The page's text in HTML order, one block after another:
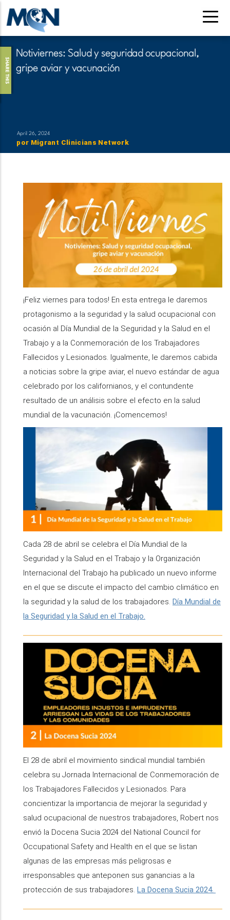
Pasar
contenido
principalNotiviernes: Salud y seguridad ocupacional,
gripe aviar y vacunación
por Migrant Clinicians Network
April 26, 2024
SHARE THIS
¡Feliz viernes para todos! En esta entrega le daremos
protagonismo a la seguridad y la salud ocupacional con
ocasión al Día Mundial de la Seguridad y la Salud en el
Trabajo y a la Conmemoración de los Trabajadores
Fallecidos y Lesionados. Igualmente, le daremos cabida
a noticias sobre la gripe aviar, el nuevo estándar de agua
celebrado por los californianos, y el contundente
resultado de un análisis sobre el efecto en la salud
mundial de la vacunación. ¡Comencemos!
Cada 28 de abril se celebra el Día Mundial de la
Seguridad y la Salud en el Trabajo y la Organización
Internacional del Trabajo ha publicado un nuevo informe
en el que se discute el impacto del cambio climático en
la seguridad y la salud de los trabajadores. Día Mundial de
la Seguridad y la Salud en el Trabajo.
El 28 de abril el movimiento sindical mundial también
celebra su Jornada Internacional de Conmemoración de
los Trabajadores Fallecidos y Lesionados. Para
concientizar la importancia de mejorar la seguridad y
salud ocupacional de nuestros trabajadores, Robert nos
envió la Docena Sucia 2024 del National Council for
Occupational Safety and Health en el que se listan
algunas de las empresas más peligrosas e
irresponsables que anteponen sus ganancias a la
protección de sus trabajadores. La Docena Sucia 2024.